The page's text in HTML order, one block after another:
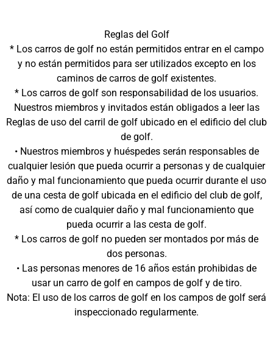
Reglas del Golf
* Los carros de golf no están permitidos entrar en el campo
y no están permitidos para ser utilizados excepto en los
caminos de carros de golf existentes.
* Los carros de golf son responsabilidad de los usuarios.
Nuestros miembros y invitados están obligados a leer las
Reglas de uso del carril de golf ubicado en el edificio del club
de golf.
• Nuestros miembros y huéspedes serán responsables de
cualquier lesión que pueda ocurrir a personas y de cualquier
daño y mal funcionamiento que pueda ocurrir durante el uso
de una cesta de golf ubicada en el edificio del club de golf,
así como de cualquier daño y mal funcionamiento que
pueda ocurrir a las cesta de golf.
* Los carros de golf no pueden ser montados por más de
dos personas.
• Las personas menores de 16 años están prohibidas de
usar un carro de golf en campos de golf y de tiro.
Nota: El uso de los carros de golf en los campos de golf será
inspeccionado regularmente.